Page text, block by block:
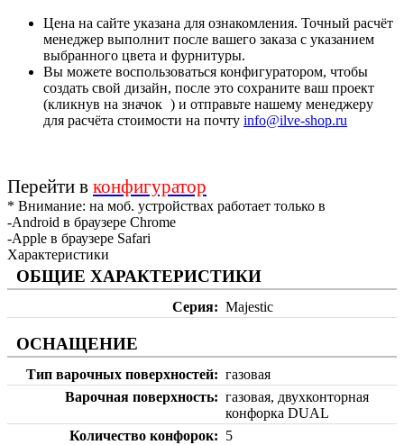
Цена на сайте указана для ознакомления. Точный расчёт
менеджер выполнит после вашего заказа с указанием
выбранного цвета и фурнитуры.
Вы можете воспользоваться конфигуратором, чтобы
создать свой дизайн, после это сохраните ваш проект
(кликнув на значок ) и отправьте нашему менеджеру
для расчёта стоимости на почту info@ilve-shop.ru
Перейти в конфигуратор
* Внимание: на моб. устройствах работает только в
-Android в браузере Chrome
-Apple в браузере Safari
Характеристики
ОБЩИЕ ХАРАКТЕРИСТИКИ
Серия Majestic
ОСНАЩЕНИЕ
Тип варочных поверхностей
газовая
Варочная поверхность
газовая, двухконторная
конфорка DUAL
Количество конфорок
5